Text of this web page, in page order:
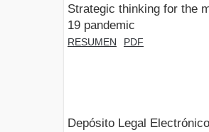
Strategic thinking for the
19 pandemic
RESUMEN PDF
Depósito Legal